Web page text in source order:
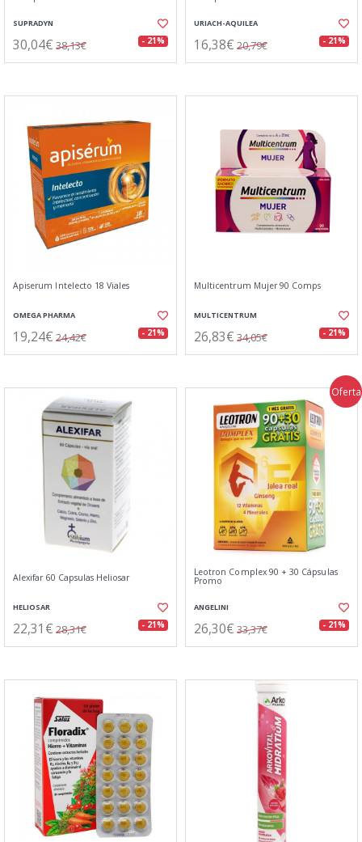
SUPRADYN
30,04€ 38,13€ - 21%
URIACH-AQUILEA
16,38€ 20,79€ - 21%
Apiserum Intelecto 18 Viales
OMEGA PHARMA
19,24€ 24,42€ - 21%
Multicentrum Mujer 90 Comps
MULTICENTRUM
26,83€ 34,05€ - 21%
Alexifar 60 Capsulas Heliosar
HELIOSAR
22,31€ 28,31€ - 21%
Oferta
Leotron Complex 90 + 30 Cápsulas
Promo
ANGELINI
26,30€ 33,37€ - 21%